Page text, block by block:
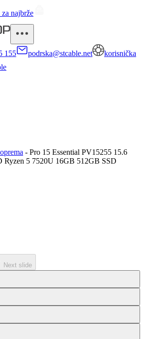
najbrže
155 podrska@stcable.net
korisnička
- Pro 15 Essential PV15255 15.6
5 7520U 16GB 512GB SSD
Next slide